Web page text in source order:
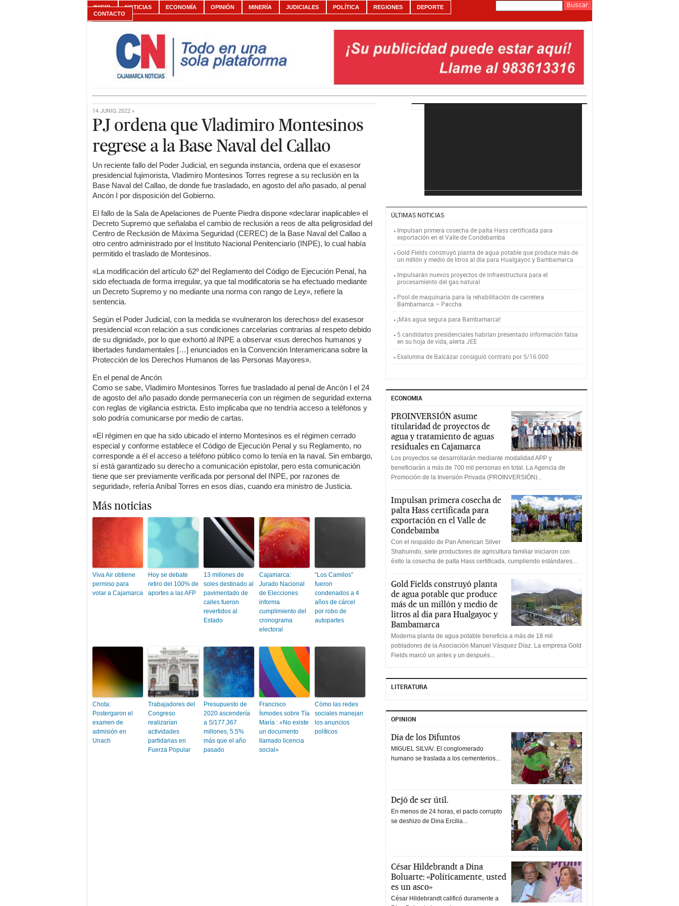
INICIO NOTICIAS ECONOMÍA OPINIÓN MINERÍA JUDICIALES POLÍTICA REGIONES
DEPORTE
CONTACTO
14 JUNIO, 2022 »
PJ ordena que Vladimiro Montesinos
regrese a la Base Naval del Callao
Un reciente fallo del Poder Judicial, en segunda instancia, ordena que el exasesor
presidencial fujimorista, Vladimiro Montesinos Torres regrese a su reclusión en la
Base Naval del Callao, de donde fue trasladado, en agosto del año pasado, al penal
Ancón I por disposición del Gobierno.
El fallo de la Sala de Apelaciones de Puente Piedra dispone «declarar inaplicable» el
Decreto Supremo que señalaba el cambio de reclusión a reos de alta peligrosidad del
Centro de Reclusión de Máxima Seguridad (CEREC) de la Base Naval del Callao a
otro centro administrado por el Instituto Nacional Penitenciario (INPE), lo cual había
permitido el traslado de Montesinos.
«La modificación del artículo 62º del Reglamento del Código de Ejecución Penal, ha
sido efectuada de forma irregular, ya que tal modificatoria se ha efectuado mediante
un Decreto Supremo y no mediante una norma con rango de Ley», refiere la
sentencia.
Según el Poder Judicial, con la medida se «vulneraron los derechos» del exasesor
presidencial «con relación a sus condiciones carcelarias contrarias al respeto debido
de su dignidad», por lo que exhortó al INPE a observar «sus derechos humanos y
libertades fundamentales […] enunciados en la Convención Interamericana sobre la
Protección de los Derechos Humanos de las Personas Mayores».
En el penal de Ancón
Como se sabe, Vladimiro Montesinos Torres fue trasladado al penal de Ancón I el 24
de agosto del año pasado donde permanecería con un régimen de seguridad externa
con reglas de vigilancia estricta. Esto implicaba que no tendría acceso a teléfonos y
solo podría comunicarse por medio de cartas.
«El régimen en que ha sido ubicado el interno Montesinos es el régimen cerrado
especial y conforme establece el Código de Ejecución Penal y su Reglamento, no
corresponde a él el acceso a teléfono público como lo tenía en la naval. Sin embargo,
sí está garantizado su derecho a comunicación epistolar, pero esta comunicación
tiene que ser previamente verificada por personal del INPE, por razones de
seguridad», refería Aníbal Torres en esos días, cuando era ministro de Justicia.
Más noticias
Viva Air obtiene
permiso para
volar a Cajamarca
Hoy se debate
retiro del 100% de
aportes a las AFP
13 millones de
soles destinado al
pavimentado de
calles fueron
revertidos al
Estado
Cajamarca:
Jurado Nacional
de Elecciones
informa
cumplimiento del
cronograma
electoral
“Los Camilos”
fueron
condenados a 4
años de cárcel
por robo de
autopartes
Chota:
Postergaron el
examen de
admisión en
Unach
Trabajadores del
Congreso
realizarían
actividades
partidarias en
Fuerza Popular
Presupuesto de
2020 ascendería
a S/177,367
millones, 5.5%
más que el año
pasado
Francisco
Ísmodes sobre Tía
María : «No existe
un documento
llamado licencia
social»
Cómo las redes
sociales manejan
los anuncios
políticos
ÚLTIMAS NOTICIAS
Impulsan primera cosecha de palta Hass certificada para
exportación en el Valle de Condebamba
Gold Fields construyó planta de agua potable que produce más de
un millón y medio de litros al día para Hualgayoc y Bambamarca
Impulsarán nuevos proyectos de infraestructura para el
procesamiento del gas natural
Pool de maquinaria para la rehabilitación de carretera
Bambamarca – Paccha
¡Más agua segura para Bambamarca!
5 candidatos presidenciales habrían presentado información falsa
en su hoja de vida, alerta JEE
Exalumna de Balcázar consiguió contrato por S/16.000
ECONOMIA
PROINVERSIÓN asume
titularidad de proyectos de
agua y tratamiento de aguas
residuales en Cajamarca
Los proyectos se desarrollarán mediante modalidad APP y
beneficiarán a más de 700 mil personas en total. La Agencia de
Promoción de la Inversión Privada (PROINVERSIÓN)...
Impulsan primera cosecha de
palta Hass certificada para
exportación en el Valle de
Condebamba
Con el respaldo de Pan American Silver
Shahuindo, siete productores de agricultura familiar iniciaron con
éxito la cosecha de palta Hass certificada, cumpliendo estándares...
Gold Fields construyó planta
de agua potable que produce
más de un millón y medio de
litros al día para Hualgayoc y
Bambamarca
Moderna planta de agua potable beneficia a más de 18 mil
pobladores de la Asociación Manuel Vásquez Díaz. La empresa Gold
Fields marcó un antes y un después...
LITERATURA
OPINION
Día de los Difuntos
MIGUEL SILVA/. El conglomerado
humano se traslada a los cementerios...
Dejó de ser útil.
En menos de 24 horas, el pacto corrupto
se deshizo de Dina Ercilia...
César Hildebrandt a Dina
Boluarte: «Políticamente, usted
es un asco»
César Hildebrandt calificó duramente a